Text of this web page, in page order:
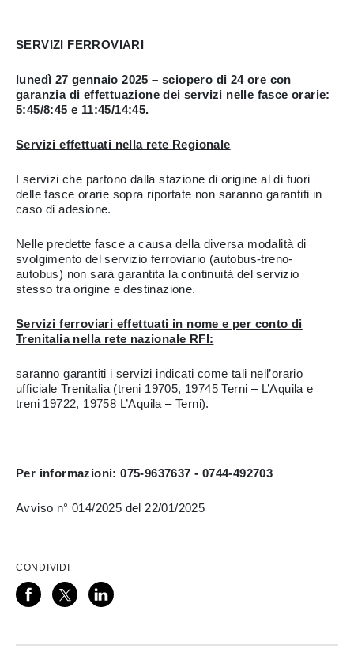
SERVIZI FERROVIARI
lunedì 27 gennaio 2025 – sciopero di 24 ore con
garanzia di effettuazione dei servizi nelle fasce orarie:
5:45/8:45 e 11:45/14:45.
Servizi effettuati nella rete Regionale
I servizi che partono dalla stazione di origine al di fuori
delle fasce orarie sopra riportate non saranno garantiti in
caso di adesione.
Nelle predette fasce a causa della diversa modalità di
svolgimento del servizio ferroviario (autobus-treno-
autobus) non sarà garantita la continuità del servizio
stesso tra origine e destinazione.
Servizi ferroviari effettuati in nome e per conto di
Trenitalia nella rete nazionale RFI:
saranno garantiti i servizi indicati come tali nell’orario
ufficiale Trenitalia (treni 19705, 19745 Terni – L’Aquila e
treni 19722, 19758 L’Aquila – Terni).
Per informazioni: 075-9637637 - 0744-492703
Avviso n° 014/2025 del 22/01/2025
CONDIVIDI